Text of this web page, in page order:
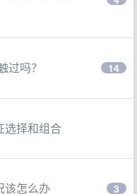
过吗？ 14
选择和组合
该怎么办 3